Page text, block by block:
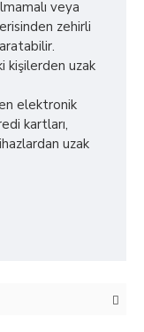
veya
zehirli
kişilerden uzak
elektronik
kartları,
uzak